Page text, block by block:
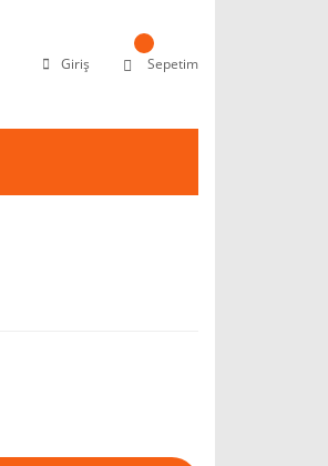
Giriş Sepetim